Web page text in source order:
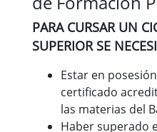
PARA CURSAR UN
SUPERIOR SE
Estar en
certificado
las materias del
Haber superado